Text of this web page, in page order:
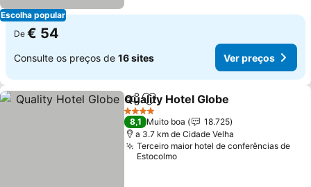
Escolha popular
De € 54
Consulte os preços de 16 sites Ver preços
PartilharAdicionar aos favoritos
Quality Hotel Globe
4 Estrelas
8,1 Muito boa
18.725
a 3.7 km de Cidade Velha
Terceiro maior hotel de conferências de
Estocolmo